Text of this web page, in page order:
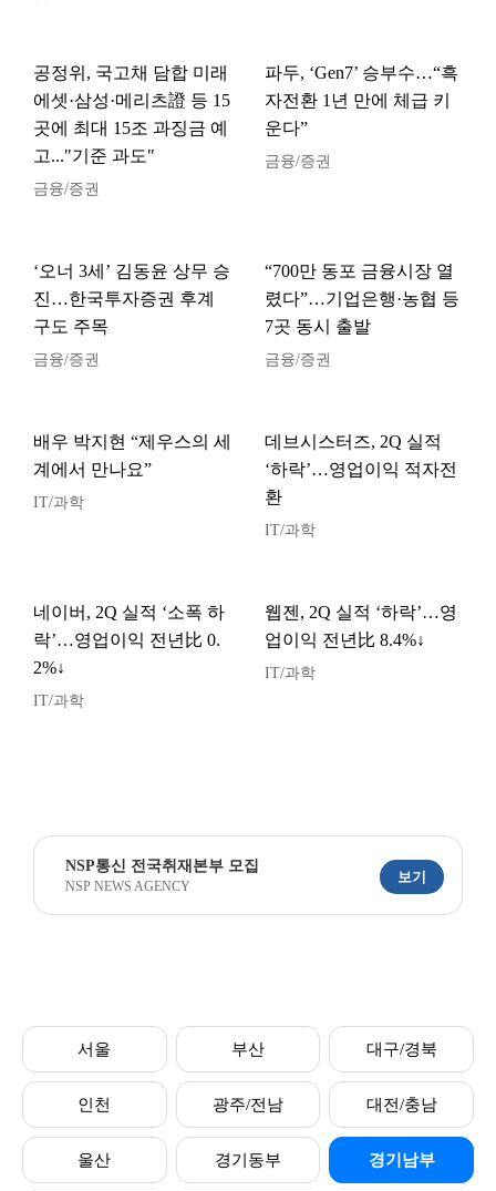
공정위, 국고채 담합 미래
에셋·삼성·메리츠證 등 15
곳에 최대 15조 과징금 예
고..."기준 과도"
금융/증권
파두, ‘Gen7’ 승부수…“흑
자전환 1년 만에 체급 키
운다”
금융/증권
‘오너 3세’ 김동윤 상무 승
진…한국투자증권 후계
구도 주목
금융/증권
“700만 동포 금융시장 열
렸다”…기업은행·농협 등
7곳 동시 출발
금융/증권
배우 박지현 “제우스의 세
계에서 만나요”
IT/과학
데브시스터즈, 2Q 실적
‘하락’…영업이익 적자전
환
IT/과학
네이버, 2Q 실적 ‘소폭 하
락’…영업이익 전년比 0.
2%↓
IT/과학
웹젠, 2Q 실적 ‘하락’…영
업이익 전년比 8.4%↓
IT/과학
NSP통신 전국취재본부 모집
NSP NEWS AGENCY
보기
서울 부산 대구/경북
인천 광주/전남 대전/충남
울산 경기동부 경기남부